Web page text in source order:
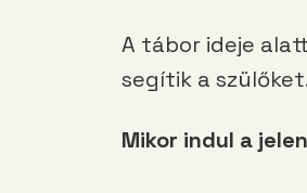
A tábor ideje
segítik a
Mikor indul a